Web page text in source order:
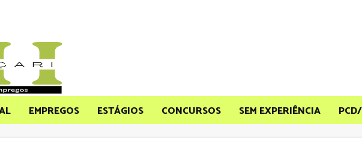
EMPREGOS ESTÁGIOS CONCURSOS SEM EXPERIÊNCIA